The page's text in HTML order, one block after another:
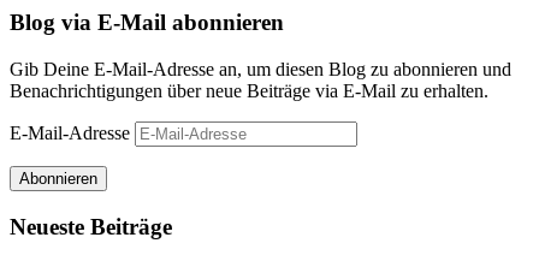
Blog via E-Mail abonnieren
Gib Deine E-Mail-Adresse an, um diesen Blog zu abonnieren und
Benachrichtigungen über neue Beiträge via E-Mail zu erhalten.
E-Mail-Adresse
Abonnieren
Neueste Beiträge